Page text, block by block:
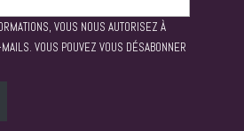
VOUS NOUS AUTORISEZ À
VOUS POUVEZ VOUS DÉSABONNER